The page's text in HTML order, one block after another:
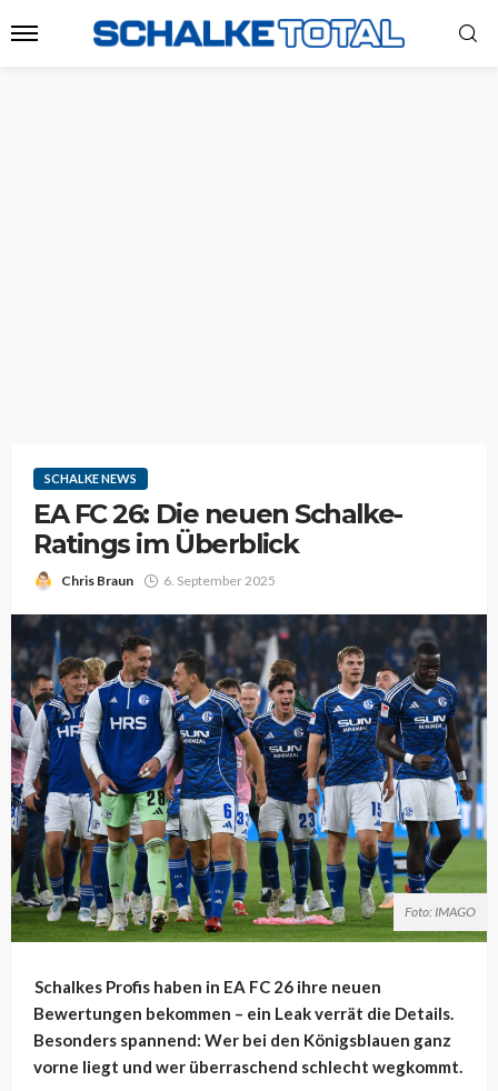
SCHALKE NEWS
EA FC 26: Die neuen Schalke-
Ratings im Überblick
Chris Braun 6. September 2025
Foto: IMAGO
Schalkes Profis haben in EA FC 26 ihre neuen
Bewertungen bekommen – ein Leak verrät die Details.
Besonders spannend: Wer bei den Königsblauen ganz
vorne liegt und wer überraschend schlecht wegkommt.